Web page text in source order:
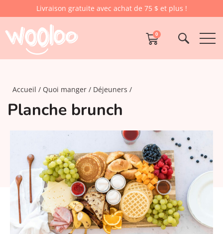
Livraison gratuite avec achat de 75 $ et plus !
0
Accueil Quoi manger Déjeuners
Planche brunch